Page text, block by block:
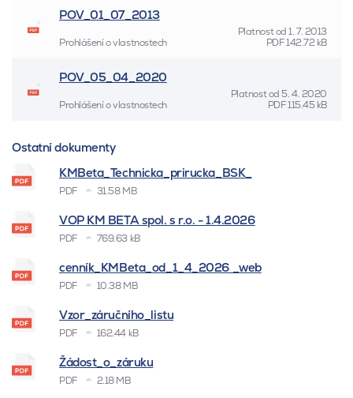
POV_01_07_2013
Platnost od1. 7. 2013
Prohlášení o vlastnostech
PDF142.72 kB
POV_05_04_2020
Platnost od 5. 4. 2020
Prohlášení o vlastnostech
PDF115.45 kB
Ostatní dokumenty
KMBeta_Technicka_prirucka_BSK_
PDF 31.58 MB
VOP KM BETA spol. s r.o. - 1.4.2026
PDF 769.63 kB
cenník_KMBeta_od_1_4_2026 _web
PDF 10.38 MB
Vzor_záručního_listu
PDF 162.44 kB
Žádost_o_záruku
PDF 2.18 MB